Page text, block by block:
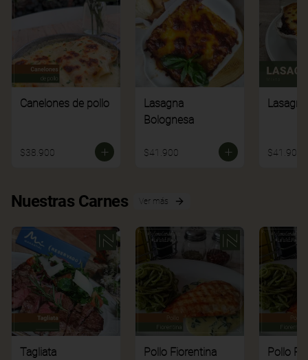
Canelones de pollo
$38.900
Lasagna
Bolognesa
$41.900 $41.900
Nuestras Carnes Ver más
Tagliata
Pollo Fiorentina
Pollo